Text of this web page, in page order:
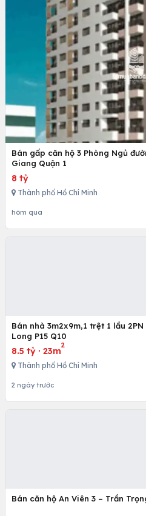
Bán gấp căn hộ 3 Phòng Ngủ
Giang Quận 1
8 tỷ
Thành phố Hồ Chí Minh
hôm qua
Bán nhà 3m2x9m,1 trệt 1 lầu
Long P15 Q10
8.5 tỷ · 23m
2
Thành phố Hồ Chí Minh
2 ngày trước
Bán căn hộ An Viên 3 – Trần